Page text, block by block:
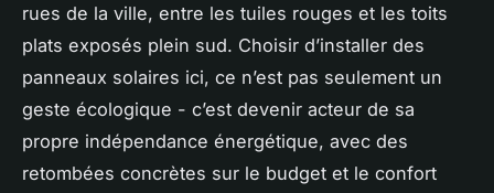
rues de la ville, entre les tuiles rouges et les toits
plats exposés plein sud. Choisir d’installer des
panneaux solaires ici, ce n’est pas seulement un
geste écologique - c’est devenir acteur de sa
propre indépendance énergétique, avec des
retombées concrètes sur le budget et le confort